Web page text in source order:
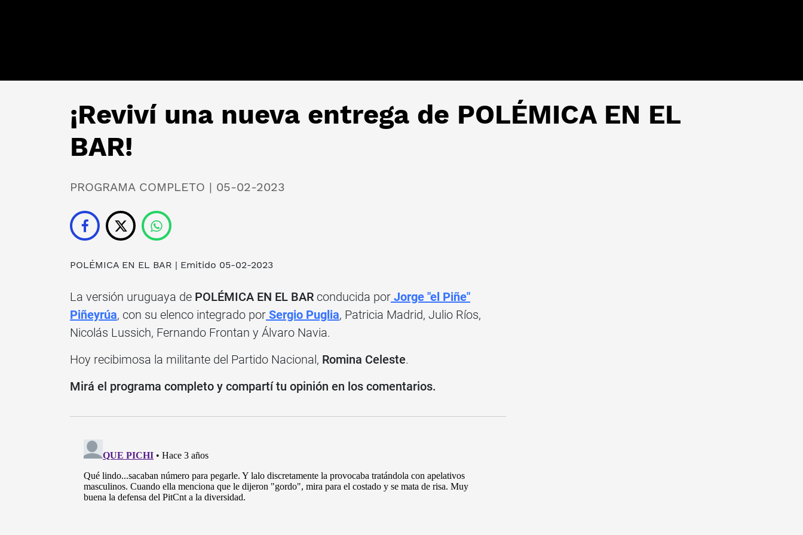
¡Reviví una nueva entrega de POLÉMICA EN EL
BAR!
PROGRAMA COMPLETO | 05-02-2023
POLÉMICA EN EL BAR | Emitido 05-02-2023
La versión uruguaya de POLÉMICA EN EL BAR conducida por Jorge "el Piñe"
Piñeyrúa, con su elenco integrado por Sergio Puglia, Patricia Madrid, Julio Ríos,
Nicolás Lussich, Fernando Frontan y Álvaro Navia.
Hoy recibimosa la militante del Partido Nacional, Romina Celeste.
Mirá el programa completo y compartí tu opinión en los comentarios.